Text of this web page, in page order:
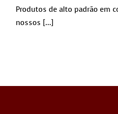
Produtos de alto padrão em
nossos [...]